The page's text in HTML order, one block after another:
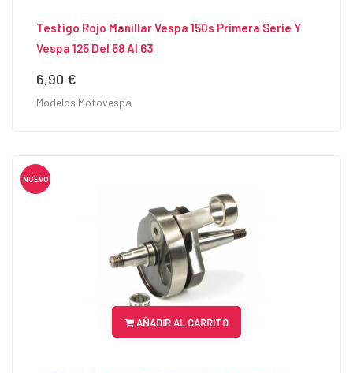
Testigo Rojo Manillar Vespa 150s Primera Serie Y
Vespa 125 Del 58 Al 63
Precio
6,90 €
Modelos Motovespa
NUEVO
AÑADIR AL CARRITO